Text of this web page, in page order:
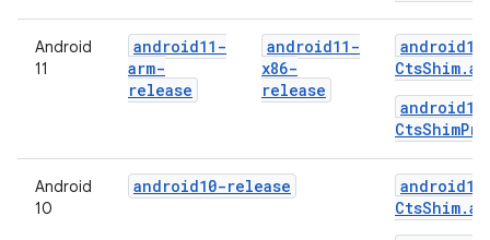
Android
11
android11-
arm-
release
android11-
x86-
release
Android
10
android10-release